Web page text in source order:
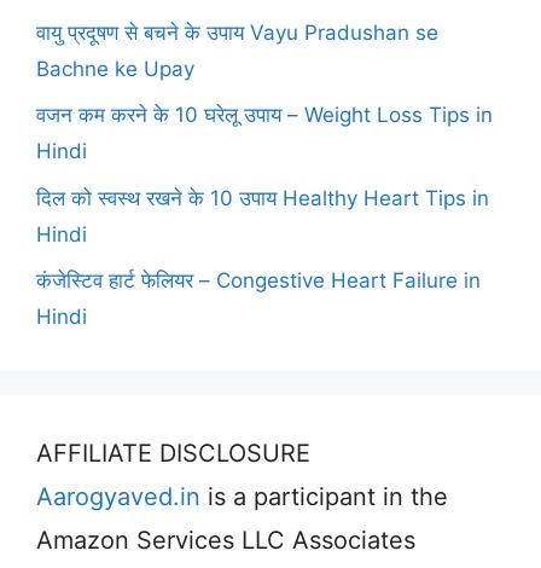
वायु प्रदूषण से बचने के उपाय Vayu Pradushan se
Bachne ke Upay
वजन कम करने के 10 घरेलू उपाय – Weight Loss Tips in
Hindi
दिल को स्वस्थ रखने के 10 उपाय Healthy Heart Tips in
Hindi
कंजेस्टिव हार्ट फेलियर – Congestive Heart Failure in
Hindi
AFFILIATE DISCLOSURE
Aarogyaved.in is a participant in the
Amazon Services LLC Associates